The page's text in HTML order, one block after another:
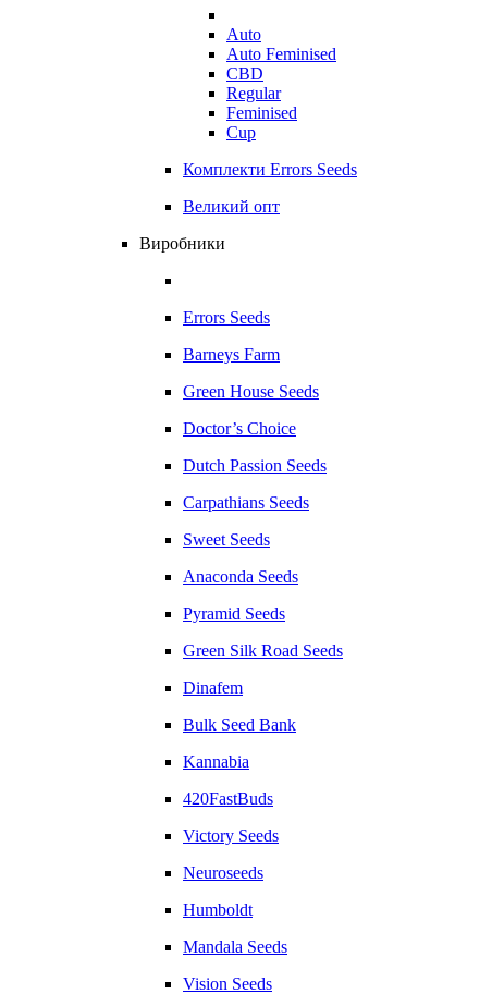
Auto
Auto Feminised
CBD
Regular
Feminised
Cup
Комплекти Errors Seeds
Великий опт
Виробники
Errors Seeds
Barneys Farm
Green House Seeds
Doctor’s Choice
Dutch Passion Seeds
Carpathians Seeds
Sweet Seeds
Anaconda Seeds
Pyramid Seeds
Green Silk Road Seeds
Dinafem
Bulk Seed Bank
Kannabia
420FastBuds
Victory Seeds
Neuroseeds
Humboldt
Mandala Seeds
Vision Seeds